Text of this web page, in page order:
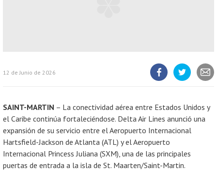
12 de Junio de 2026
SAINT-MARTIN – La conectividad aérea entre Estados Unidos y
el Caribe continúa fortaleciéndose. Delta Air Lines anunció una
expansión de su servicio entre el Aeropuerto Internacional
Hartsfield-Jackson de Atlanta (ATL) y el Aeropuerto
Internacional Princess Juliana (SXM), una de las principales
puertas de entrada a la isla de St. Maarten/Saint-Martin.